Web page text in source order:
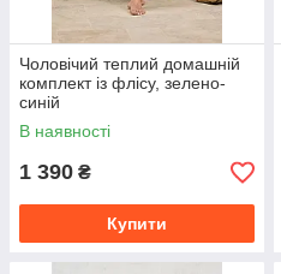
Чоловічий теплий домашній
комплект із флісу, зелено-
синій
В наявності
1 390 ₴
Купити